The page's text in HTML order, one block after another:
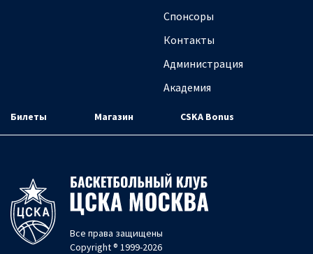
Спонсоры
Контакты
Администрация
Академия
Билеты Магазин CSKA Bonus
Все права защищены
Copyright ® 1999-2026